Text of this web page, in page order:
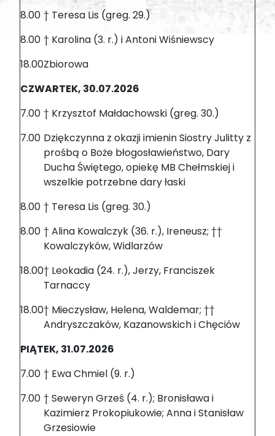
8.00 † Teresa Lis (greg. 29.)
8.00 † Karolina (3. r.) i Antoni Wiśniewscy
18.00Zbiorowa
CZWARTEK, 30.07.2026
7.00 † Krzysztof Małdachowski (greg. 30.)
7.00 Dziękczynna z okazji imienin Siostry Julitty z
prośbą o Boże błogosławieństwo, Dary
Ducha Świętego, opiekę MB Chełmskiej i
wszelkie potrzebne dary łaski
8.00 † Teresa Lis (greg. 30.)
8.00 † Alina Kowalczyk (36. r.), Ireneusz; ††
Kowalczyków, Widlarzów
18.00† Leokadia (24. r.), Jerzy, Franciszek
Tarnaccy
18.00† Mieczysław, Helena, Waldemar; ††
Andryszczaków, Kazanowskich i Chęciów
PIĄTEK, 31.07.2026
7.00 † Ewa Chmiel (9. r.)
7.00 † Seweryn Grześ (4. r.); Bronisława i
Kazimierz Prokopiukowie; Anna i Stanisław
Grzesiowie